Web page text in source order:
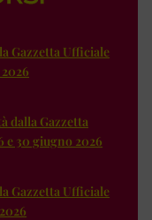
Gazzetta Ufficiale
dalla Gazzetta
e 30 giugno 2026
Gazzetta Ufficiale